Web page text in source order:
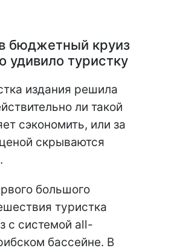
бюджетный круиз
удивило туристку
издания решила
ли такой
сэкономить, или за
скрываются
большого
туристка
с системой all-
бассейне. В